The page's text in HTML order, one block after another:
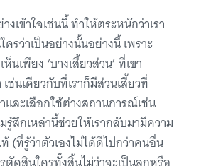
งเข้าใจเช่นนี้ ทำให้ตระหนักว่าเรา
รว่าเป็นอย่างนั้นอย่างนี้ เพราะ
นเพียง ‘บางเสี้ยวส่วน’ ที่เขา
ช่นเดียวกับที่เราก็มีส่วนเสี้ยวที่
และเลือกใช้ต่างสถานการณ์เช่น
รู้สึกเหล่านี้ช่วยให้เรากลับมามีความ
(ที่รู้ว่าตัวเองไม่ได้ดีไปกว่าคนอื่น